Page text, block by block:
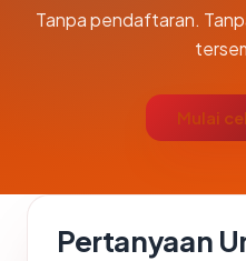
Tanpa pendaftaran.
Mulai
Pertanyaan